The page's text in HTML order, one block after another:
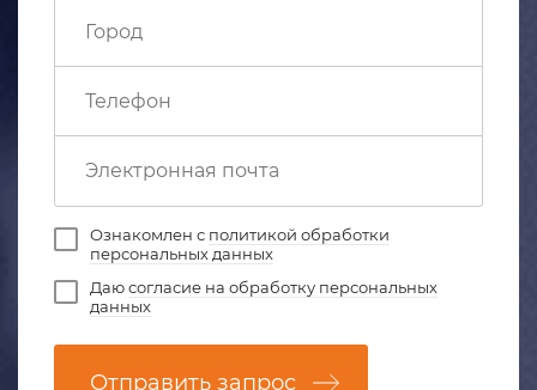
Ознакомлен с политикой обработки
персональных данных
Даюсогласие на обработку персональных
данных
Отправить запрос